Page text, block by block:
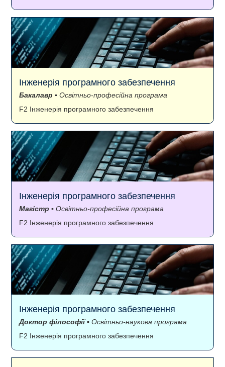
Інженерія програмного забезпечення
Бакалавр ▪ Освітньо-професійна програма
F2 Інженерія програмного забезпечення
Інженерія програмного забезпечення
Магістр ▪ Освітньо-професійна програма
F2 Інженерія програмного забезпечення
Інженерія програмного забезпечення
Доктор філософії▪ Освітньо-наукова програма
F2 Інженерія програмного забезпечення